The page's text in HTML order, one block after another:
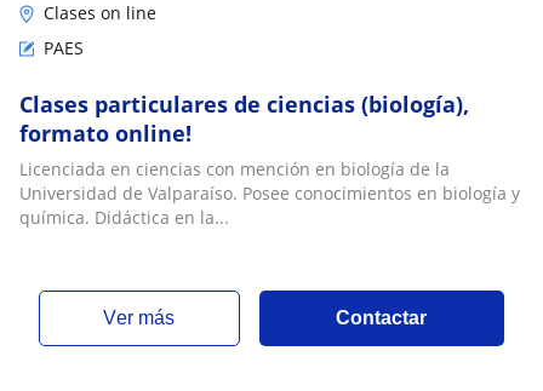
Clases on line
PAES
Clases particulares de ciencias (biología),
formato online!
Licenciada en ciencias con mención en biología de la
Universidad de Valparaíso. Posee conocimientos en biología y
química. Didáctica en la...
ver más Contactar